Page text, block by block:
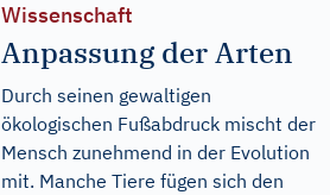
Wissenschaft
Anpassung der Arten
Durch seinen gewaltigen
ökologischen Fußabdruck mischt der
Mensch zunehmend in der Evolution
mit. Manche Tiere fügen sich den